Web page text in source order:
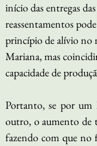
início das entregas
reassentamentos
princípio de alívio no
Mariana, mas
capacidade de
Portanto, se por um
outro, o aumento de
fazendo com que no